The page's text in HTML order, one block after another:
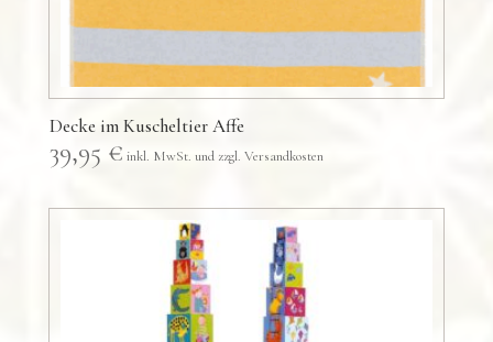
Decke im Kuscheltier Affe
39,95 €